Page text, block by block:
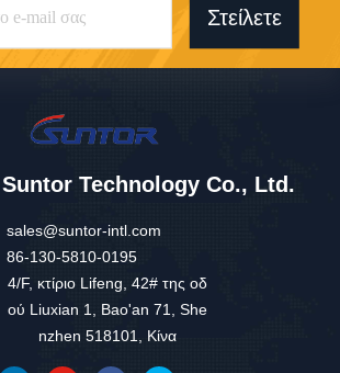
Στείλετε
Technology Co., Ltd.
sales@suntor-intl.com
86-130-5810-0195
4/F, κτίριο Lifeng, 42# της οδ
ού Liuxian 1, Bao'an 71, She
nzhen 518101, Κίνα